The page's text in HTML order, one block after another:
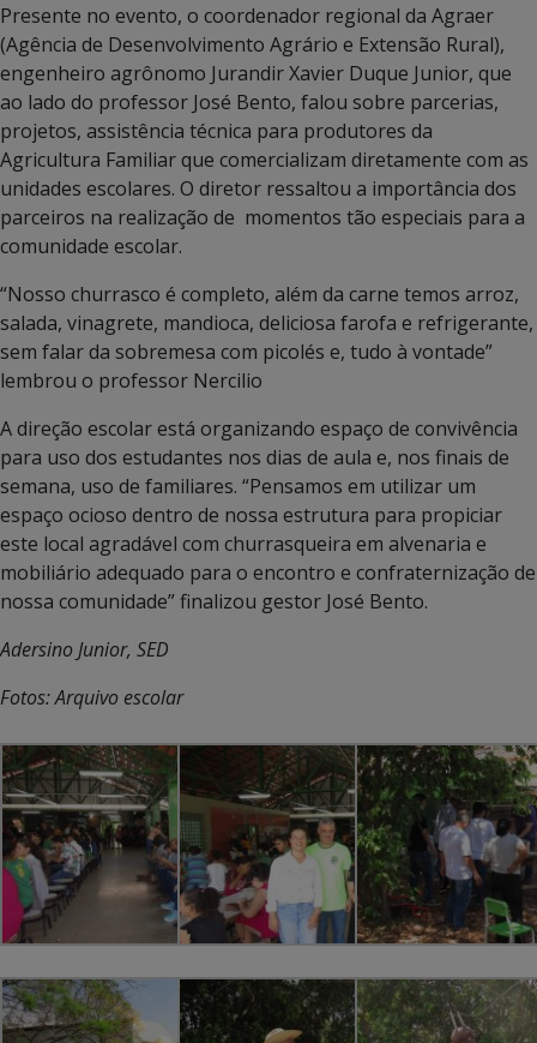
Presente no evento, o coordenador regional da Agraer
(Agência de Desenvolvimento Agrário e Extensão Rural),
engenheiro agrônomo Jurandir Xavier Duque Junior, que
ao lado do professor José Bento, falou sobre parcerias,
projetos, assistência técnica para produtores da
Agricultura Familiar que comercializam diretamente com as
unidades escolares. O diretor ressaltou a importância dos
parceiros na realização de momentos tão especiais para a
comunidade escolar.
“Nosso churrasco é completo, além da carne temos arroz,
salada, vinagrete, mandioca, deliciosa farofa e refrigerante,
sem falar da sobremesa com picolés e, tudo à vontade”
lembrou o professor Nercilio
A direção escolar está organizando espaço de convivência
para uso dos estudantes nos dias de aula e, nos finais de
semana, uso de familiares. “Pensamos em utilizar um
espaço ocioso dentro de nossa estrutura para propiciar
este local agradável com churrasqueira em alvenaria e
mobiliário adequado para o encontro e confraternização de
nossa comunidade” finalizou gestor José Bento.
Adersino Junior, SED
Fotos: Arquivo escolar